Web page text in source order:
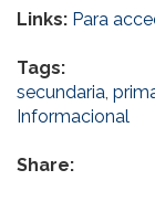
Links: Para
Tags:
secundaria,
Informacional
Share: